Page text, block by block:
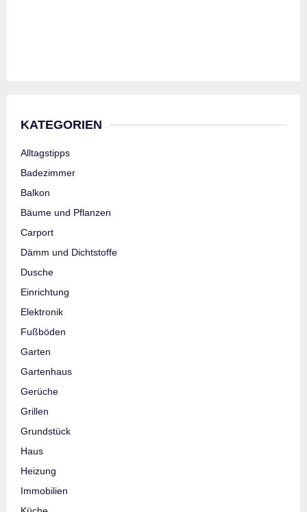
KATEGORIEN
Alltagstipps
Badezimmer
Balkon
Bäume und Pflanzen
Carport
Dämm und Dichtstoffe
Dusche
Einrichtung
Elektronik
Fußböden
Garten
Gartenhaus
Gerüche
Grillen
Grundstück
Haus
Heizung
Immobilien